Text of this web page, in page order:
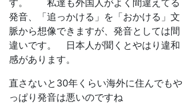
す。 私達も外国人がよく間違えてる
発音、「追っかける」を「おかける」文
脈から想像できますが、発音としては間
違いです。 日本人が聞くとやはり違和
感があります。
直さないと30年くらい海外に住んでもや
っぱり発音は悪いのですね